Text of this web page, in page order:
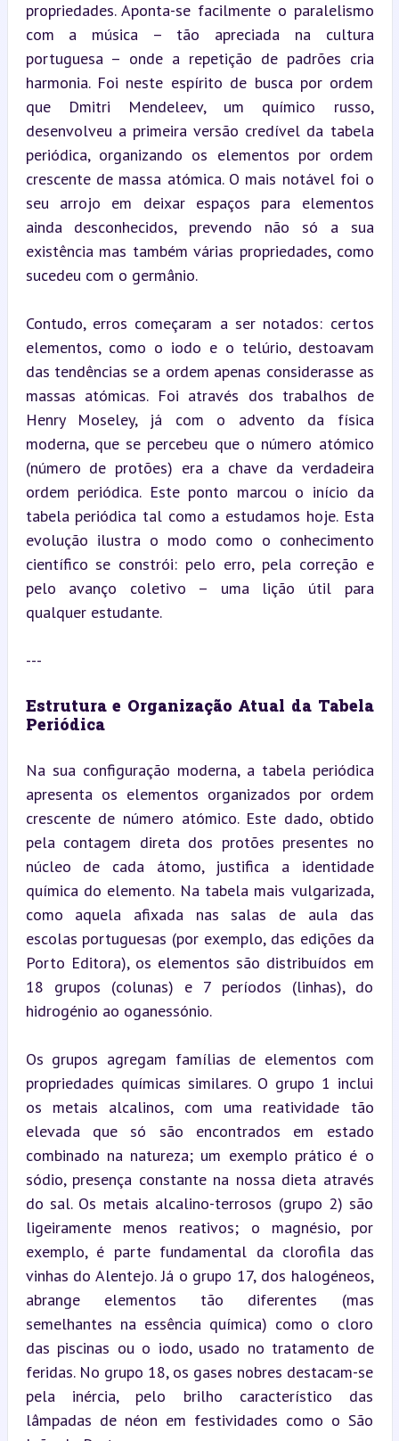
propriedades. Aponta-se facilmente o paralelismo
com a música – tão apreciada na cultura
portuguesa – onde a repetição de padrões cria
harmonia. Foi neste espírito de busca por ordem
que Dmitri Mendeleev, um químico russo,
desenvolveu a primeira versão credível da tabela
periódica, organizando os elementos por ordem
crescente de massa atómica. O mais notável foi o
seu arrojo em deixar espaços para elementos
ainda desconhecidos, prevendo não só a sua
existência mas também várias propriedades, como
sucedeu com o germânio.
Contudo, erros começaram a ser notados: certos
elementos, como o iodo e o telúrio, destoavam
das tendências se a ordem apenas considerasse as
massas atómicas. Foi através dos trabalhos de
Henry Moseley, já com o advento da física
moderna, que se percebeu que o número atómico
(número de protões) era a chave da verdadeira
ordem periódica. Este ponto marcou o início da
tabela periódica tal como a estudamos hoje. Esta
evolução ilustra o modo como o conhecimento
científico se constrói: pelo erro, pela correção e
pelo avanço coletivo – uma lição útil para
qualquer estudante.
---
Estrutura e Organização Atual da Tabela
Periódica
Na sua configuração moderna, a tabela periódica
apresenta os elementos organizados por ordem
crescente de número atómico. Este dado, obtido
pela contagem direta dos protões presentes no
núcleo de cada átomo, justifica a identidade
química do elemento. Na tabela mais vulgarizada,
como aquela afixada nas salas de aula das
escolas portuguesas (por exemplo, das edições da
Porto Editora), os elementos são distribuídos em
18 grupos (colunas) e 7 períodos (linhas), do
hidrogénio ao oganessónio.
Os grupos agregam famílias de elementos com
propriedades químicas similares. O grupo 1 inclui
os metais alcalinos, com uma reatividade tão
elevada que só são encontrados em estado
combinado na natureza; um exemplo prático é o
sódio, presença constante na nossa dieta através
do sal. Os metais alcalino-terrosos (grupo 2) são
ligeiramente menos reativos; o magnésio, por
exemplo, é parte fundamental da clorofila das
vinhas do Alentejo. Já o grupo 17, dos halogéneos,
abrange elementos tão diferentes (mas
semelhantes na essência química) como o cloro
das piscinas ou o iodo, usado no tratamento de
feridas. No grupo 18, os gases nobres destacam-se
pela inércia, pelo brilho característico das
lâmpadas de néon em festividades como o São